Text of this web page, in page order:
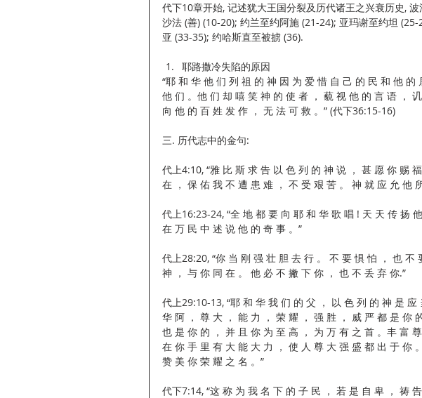
代下10章开始, 记述犹大王国分裂及历代诸王之兴衰历史,
沙法 (善) (10-20); 约兰至约阿施 (21-24); 亚玛谢至约坦
亚 (33-35); 约哈斯直至被掳 (36).
耶路撒冷失陷的原因
“耶 和 华 他 们 列 祖 的 神 因 为 爱 惜 自 己 的 民 和 他
他 们 。他 们 却 嘻 笑 神 的 使 者 ， 藐 视 他 的 言 语 ，
向 他 的 百 姓 发 作 ， 无 法 可 救 。” (代下36:15-16)
三. 历代志中的金句:
代上4:10, “雅 比 斯 求 告 以 色 列 的 神 说 ， 甚 愿 你 赐
在 ， 保 佑 我 不 遭 患 难 ， 不 受 艰 苦 。 神 就 应 允 他
代上16:23-24, “全 地 都 要 向 耶 和 华 歌 唱 ! 天 天 传 扬
在 万 民 中 述 说 他 的 奇 事 。”
代上28:20, “你 当 刚 强 壮 胆 去 行 。 不 要 惧 怕 ， 也 不
神 ， 与 你 同 在 。 他 必 不 撇 下 你 ， 也 不 丢 弃 你.”
代上29:10-13, “耶 和 华 我 们 的 父 ， 以 色 列 的 神 是
华 阿 ， 尊 大 ， 能 力 ， 荣 耀 ， 强 胜 ， 威 严 都 是 你
也 是 你 的 ， 并 且 你 为 至 高 ， 为 万 有 之 首 。丰 富
在 你 手 里 有 大 能 大 力 ， 使 人 尊 大 强 盛 都 出 于 你
赞 美 你 荣 耀 之 名 。”
代下7:14, “这 称 为 我 名 下 的 子 民 ， 若 是 自 卑 ， 祷